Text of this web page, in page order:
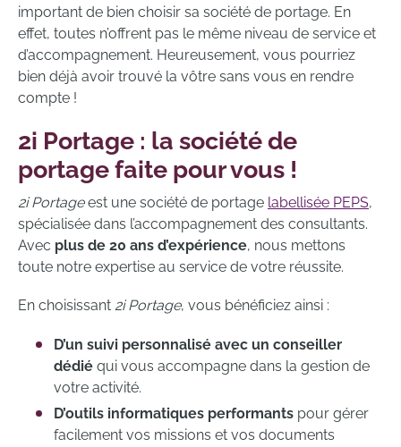
important de bien choisir sa société de portage. En
effet, toutes n’offrent pas le même niveau de service et
d’accompagnement. Heureusement, vous pourriez
bien déjà avoir trouvé la vôtre sans vous en rendre
compte !
2i Portage : la société de
portage faite pour vous !
2i Portageest une société de portage labellisée PEPS,
spécialisée dans l’accompagnement des consultants.
Avec plus de 20 ans d’expérience, nous mettons
toute notre expertise au service de votre réussite.
En choisissant 2i Portage, vous bénéficiez ainsi :
D’un suivi personnalisé avec un conseiller
dédié qui vous accompagne dans la gestion de
votre activité.
D’outils informatiques performants pour gérer
facilement vos missions et vos documents